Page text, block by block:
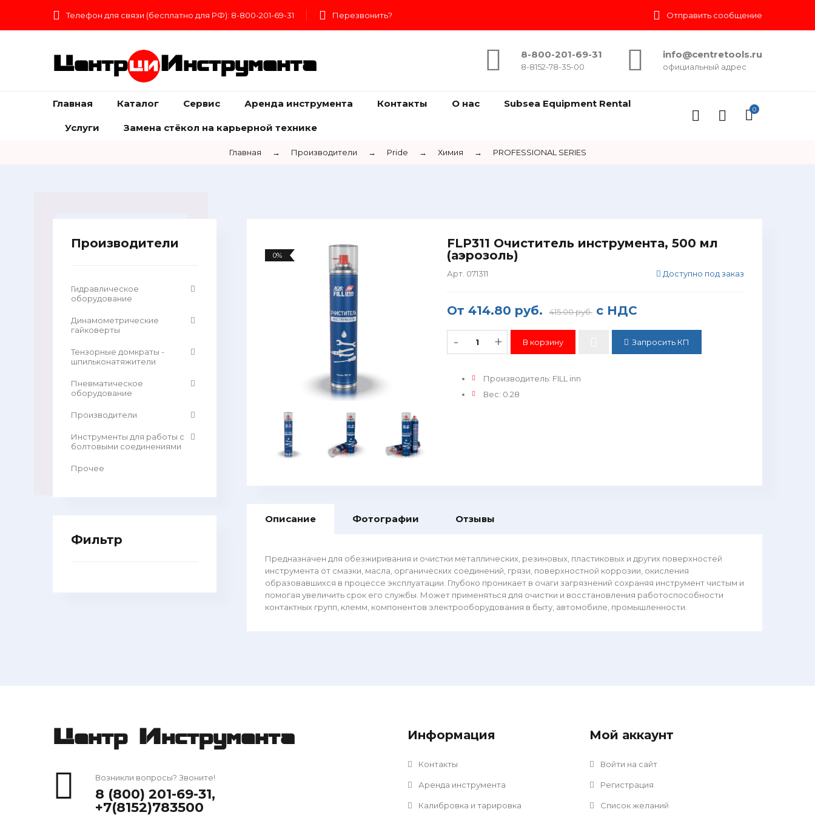
Телефон для связи (бесплатно для РФ): 8-800-201-69-31 Перезвонить? Отправить сообщение
Центр Инструмента
8-800-201-69-31
8-8152-78-35-00
info@centretools.ru
официальный адрес
Главная Каталог Сервис Аренда инструмента Контакты О нас Subsea Equipment Rental
Услуги Замена стёкол на карьерной технике
0
Главная → Производители → Pride → Химия → PROFESSIONAL SERIES
0%
FLP311 Очиститель инструмента, 500 мл
(аэрозоль)
Арт. 071311 Доступно под заказ
От 414.80 руб. 415.00 руб. с НДС
- + Запросить КП
Производитель: FILL inn
Вес: 0.28
Описание Фотографии Отзывы
Предназначен для обезжиривания и очистки металлических, резиновых, пластиковых и других поверхностей
инструмента от смазки, масла, органических соединений, грязи, поверхностной коррозии, окисления
образовавшихся в процессе эксплуатации. Глубоко проникает в очаги загрязнений сохраняя инструмент чистым и
помогая увеличить срок его службы. Может применяться для очистки и восстановления работоспособности
контактных групп, клемм, компонентов электрооборудования в быту, автомобиле, промышленности.
Производители
Гидравлическое
оборудование
Динамометрические
гайковерты
Тензорные домкраты -
шпильконатяжители
Пневматическое
оборудование
Производители
Инструменты для работы с
болтовыми соединениями
Прочее
Фильтр
Центр Инструмента
Возникли вопросы? Звоните!
8 (800) 201-69-31,
+7(8152)783500
Информация
Контакты
Аренда инструмента
Калибровка и тарировка
Мой аккаунт
Войти на сайт
Регистрация
Список желаний